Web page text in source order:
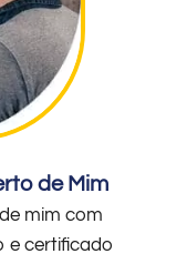
de Mim
mim com
e certificado